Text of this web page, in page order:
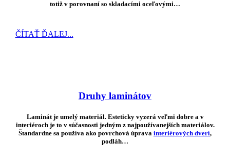
totiž v porovnaní so skladacími oceľovými…
ČÍTAŤ ĎALEJ...
Druhy laminátov
Laminát je umelý materiál. Esteticky vyzerá veľmi dobre a v
interiéroch je to v súčasnosti jedným z najpoužívanejších materiálov.
Štandardne sa používa ako povrchová úprava interiérových dverí,
podláh…